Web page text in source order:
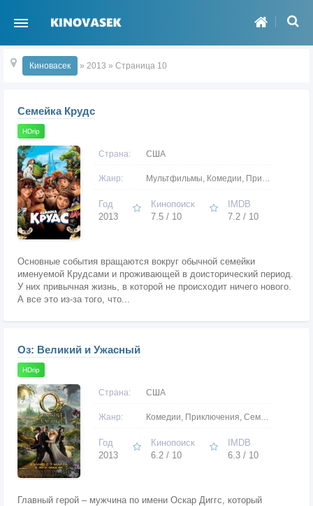
Киновасек » 2013 » Страница 10
Семейка Крудс
HDrip
Страна: США
Жанр: Мультфильмы, Комедии, Приключения, Семейные, Боевики, Фэнтези
Год
2013
Кинопоиск
7.5 / 10
IMDB
7.2 / 10
Основные события вращаются вокруг обычной семейки
именуемой Крудсами и проживающей в доисторический период.
У них привычная жизнь, в которой не происходит ничего нового.
А все это из-за того, что...
Оз: Великий и Ужасный
HDrip
Страна: США
Жанр: Комедии, Приключения, Семейные, Фэнтези
Год
2013
Кинопоиск
6.2 / 10
IMDB
6.3 / 10
Главный герой – мужчина по имени Оскар Диггс, который